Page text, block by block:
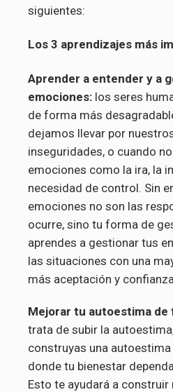
siguientes:
Los 3 aprendizajes más
Aprender a entender y a
emociones: los seres
de forma más
dejamos llevar por
inseguridades, o cuando
emociones como la ira, la
necesidad de control. Sin
emociones no son las
ocurre, sino tu forma de
aprendes a gestionar tus
las situaciones con una
más aceptación y
Mejorar tu autoestima de
trata de subir la
construyas una
donde tu bienestar
Esto te ayudará a